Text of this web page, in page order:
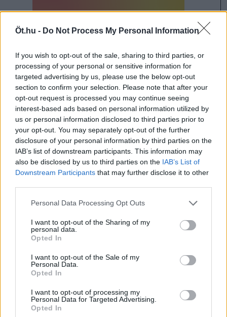
Öt.hu - Do Not Process My Personal Information
If you wish to opt-out of the sale, sharing to third parties, or
processing of your personal or sensitive information for
targeted advertising by us, please use the below opt-out
section to confirm your selection. Please note that after your
opt-out request is processed you may continue seeing
interest-based ads based on personal information utilized by
us or personal information disclosed to third parties prior to
your opt-out. You may separately opt-out of the further
disclosure of your personal information by third parties on the
IAB’s list of downstream participants. This information may
also be disclosed by us to third parties on the IAB’s List of
Downstream Participants that may further disclose it to other
Personal Data Processing Opt Outs
I want to opt-out of the Sharing of my
personal data.
Opted In
I want to opt-out of the Sale of my
Personal Data.
Opted In
I want to opt-out of processing my
Personal Data for Targeted Advertising.
Opted In
#HONT ANDRÁS
#CEGLÉDI ZOLTÁN
#KONOK PÉTER
#SCHIFFER ANDRÁS
#BALOGH GÁBOR
#NEFELEJCS GERGŐ
#SZARKA KÁROLY
#MAKAI MÁTÉ
#GAZICS GYÖRGY
#JOSEPH HARGITAI
#KISS NOÉMI
#DÉNES FERENC
#PAPP LÁSZLÓ TAMÁS